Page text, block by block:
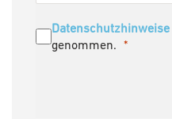
Datenschutzhinweise
genommen.